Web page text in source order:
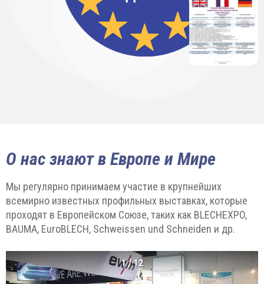
О нас знают в Европе и Мире
Мы регулярно принимаем участие в крупнейших
всемирно известных профильных выставках, которые
проходят в Европейском Союзе, таких как BLECHEXPO,
BAUMA, EuroBLECH, Schweissen und Schneiden и др.
1/12